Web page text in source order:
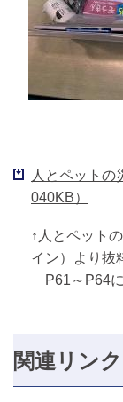
人とペットの
040KB）
↑人とペット
イン）より抜
P61～P64に
関連リンク